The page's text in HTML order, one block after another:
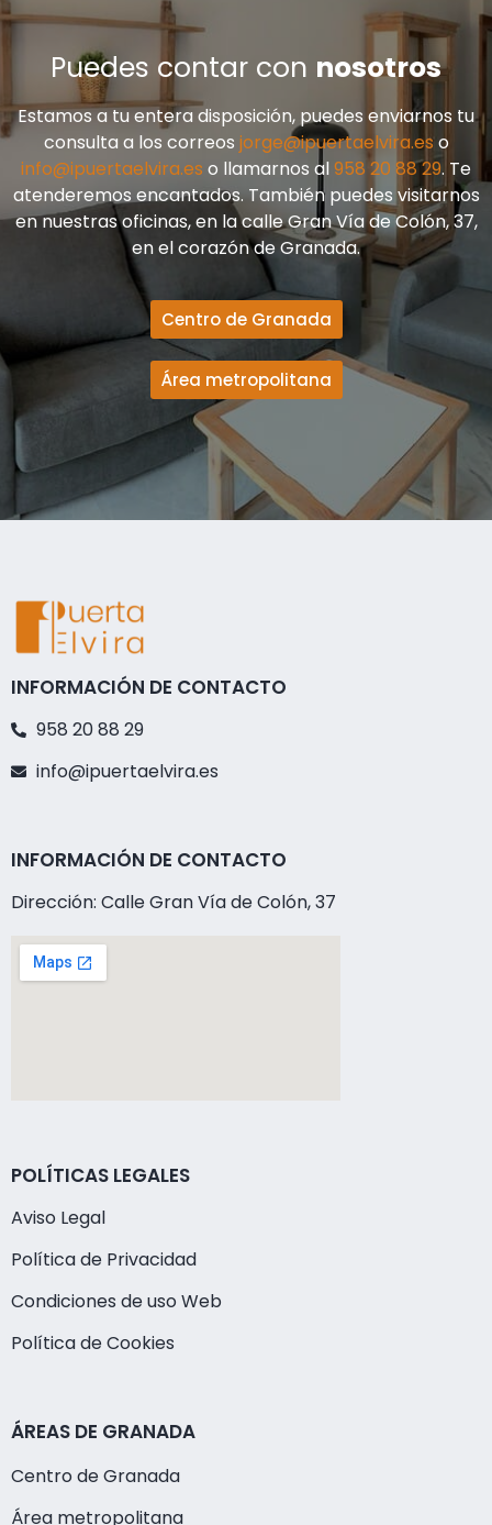
Puedes contar con nosotros
Estamos a tu entera disposición, puedes enviarnos tu
consulta a los correos jorge@ipuertaelvira.eso
info@ipuertaelvira.es o llamarnos al958 20 88 29. Te
atenderemos encantados. También puedes visitarnos
en nuestras oficinas, en la calle Gran Vía de Colón, 37,
en el corazón de Granada.
Centro de Granada
Área metropolitana
INFORMACIÓN DE CONTACTO
958 20 88 29
info@ipuertaelvira.es
INFORMACIÓN DE CONTACTO
Dirección: Calle Gran Vía de Colón, 37
POLÍTICAS LEGALES
Aviso Legal
Política de Privacidad
Condiciones de uso Web
Política de Cookies
ÁREAS DE GRANADA
Centro de Granada
Área metropolitana